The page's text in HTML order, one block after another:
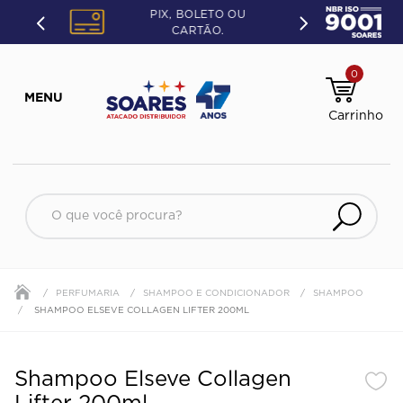
PIX, BOLETO OU
CARTÃO.
0
O que você procura?
PERFUMARIA SHAMPOO E CONDICIONADOR
SHAMPOO
SHAMPOO ELSEVE COLLAGEN LIFTER 200ML
Shampoo Elseve Collagen